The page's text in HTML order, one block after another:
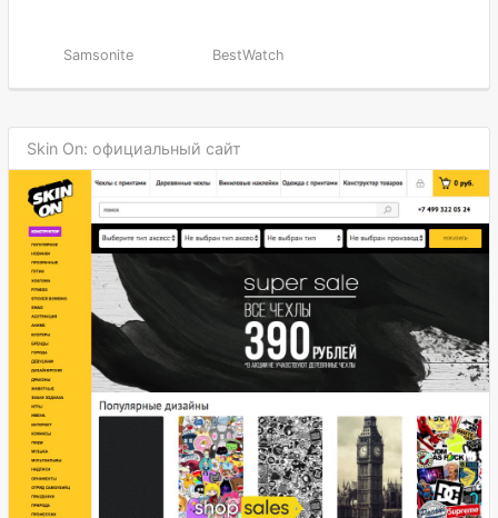
Samsonite BestWatch
Skin On: официальный сайт